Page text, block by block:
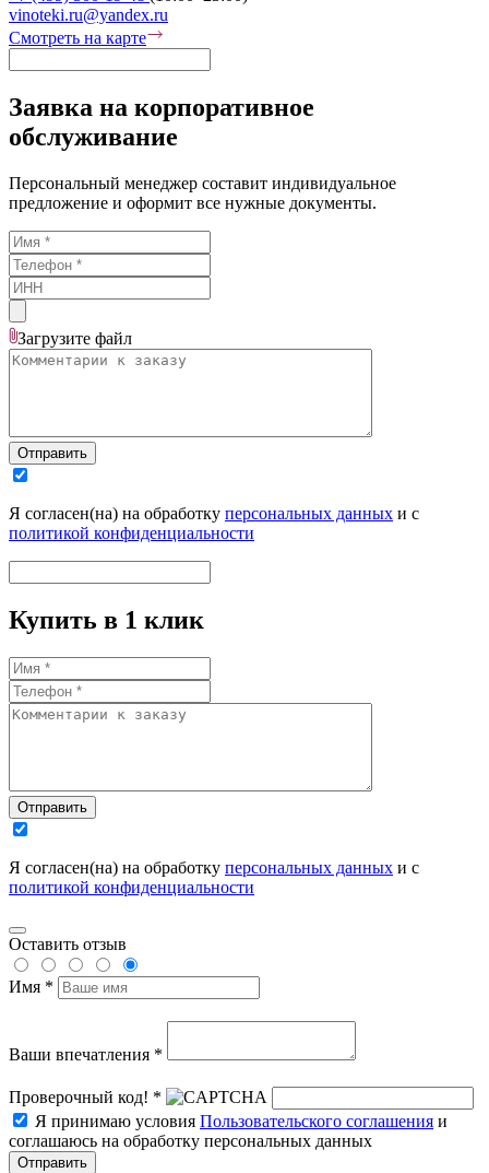
vinoteki.ru@yandex.ru
Смотреть на карте
Заявка на корпоративное
обслуживание
Персональный менеджер составит индивидуальное
предложение и оформит все нужные документы.
Загрузите файл
Отправить
Я согласен(на) на обработку персональных данных и с
политикой конфиденциальности
Купить в 1 клик
Отправить
Я согласен(на) на обработку персональных данных и с
политикой конфиденциальности
Оставить отзыв
Имя *
Ваши впечатления *
Проверочный код! *
Я принимаю условия Пользовательского соглашения и
соглашаюсь на обработку персональных данных
Отправить